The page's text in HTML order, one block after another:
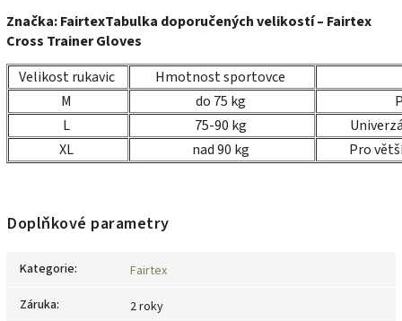
Značka: FairtexTabulka doporučených velikostí – Fairtex
Cross Trainer Gloves
Velikost rukavic
Hmotnost sportovce
M
do 75 kg
L
75-90 kg
XL
nad 90 kg Pro
Doplňkové parametry
Kategorie:
Fairtex
Záruka:
2 roky